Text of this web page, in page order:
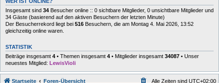
Insgesamt sind 34 Besucher online :: 0 sichtbare Mitglieder, 0 unsichtbare Mitglieder und
34 Gäste (basierend auf den aktiven Besuchern der letzten Minute)
Der Besucherrekord liegt bei 516 Besuchern, die am Montag 4. Mai 2026, 13:52
gleichzeitig online waren.
STATISTIK
Beiträge insgesamt 4 • Themen insgesamt 4 • Mitglieder insgesamt 34087 • Unser
neuestes Mitglied: LewisVioli
Startseite Foren-Übersicht Alle Zeiten sind UTC+02:00